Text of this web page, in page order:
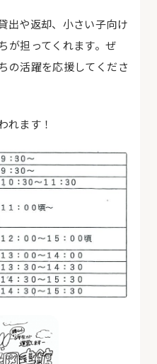
出や返却、小さい子向け
が担ってくれます。ぜ
の活躍を応援してくださ
れます！